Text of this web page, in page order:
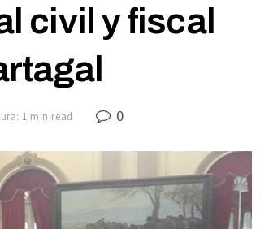
civil y fiscal
1 min read 0